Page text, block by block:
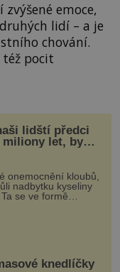
emoce,
lidí – a je
chování.
též pocit
lidští předci
let, by
s léčbou
onemocnění kloubů,
nadbytku kyseliny
se ve formě
bole...
knedlíčky